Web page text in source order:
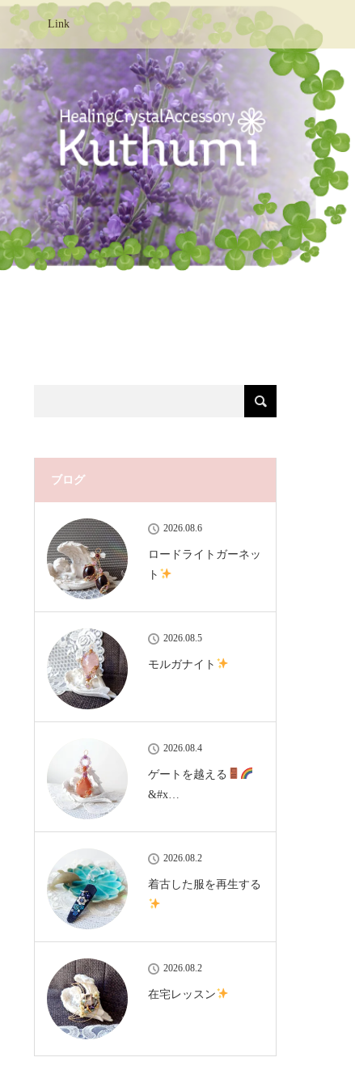
Link
ブログ
2026.08.6
ロードライトガーネッ
ト
2026.08.5
モルガナイト
2026.08.4
ゲートを越える
&#x…
2026.08.2
着古した服を再生する
2026.08.2
在宅レッスン